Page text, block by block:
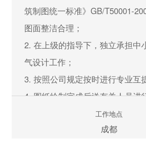
筑制图统一标准》GB/T50001-
图面整洁合理；
2. 在上级的指导下，独立承担中
气设计工作；
3. 按照公司规定按时进行专业互
4. 图纸绘制完成后送有关人员进
核，根据校对审核意见进行图纸
5. 服从上级工作分配，及时完成
工作地点
成都